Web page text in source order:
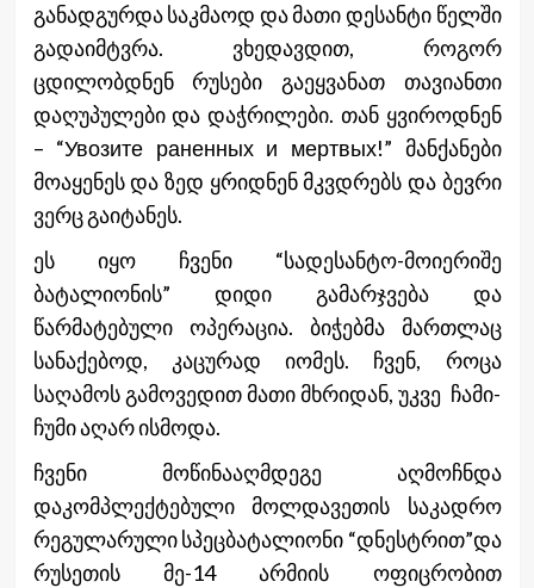
განადგურდა საკმაოდ და მათი დესანტი წელში
გადაიმტვრა. ვხედავდით, როგორ
ცდილობდნენ რუსები გაეყვანათ თავიანთი
დაღუპულები და დაჭრილები. თან ყვიროდნენ
– “Увозите раненных и мертвых!” მანქანები
მოაყენეს და ზედ ყრიდნენ მკვდრებს და ბევრი
ვერც გაიტანეს.
ეს იყო ჩვენი “სადესანტო-მოიერიშე
ბატალიონის” დიდი გამარჯვება და
წარმატებული ოპერაცია. ბიჭებმა მართლაც
სანაქებოდ, კაცურად იომეს. ჩვენ, როცა
საღამოს გამოვედით მათი მხრიდან, უკვე ჩამი-
ჩუმი აღარ ისმოდა.
ჩვენი მოწინააღმდეგე აღმოჩნდა
დაკომპლექტებული მოლდავეთის საკადრო
რეგულარული სპეცბატალიონი “დნესტრით”და
რუსეთის მე-14 არმიის ოფიცრობით